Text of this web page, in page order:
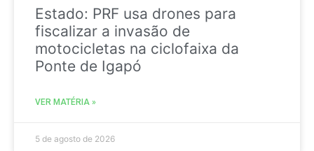
Estado: PRF usa drones para
fiscalizar a invasão de
motocicletas na ciclofaixa da
Ponte de Igapó
VER MATÉRIA »
5 de agosto de 2026